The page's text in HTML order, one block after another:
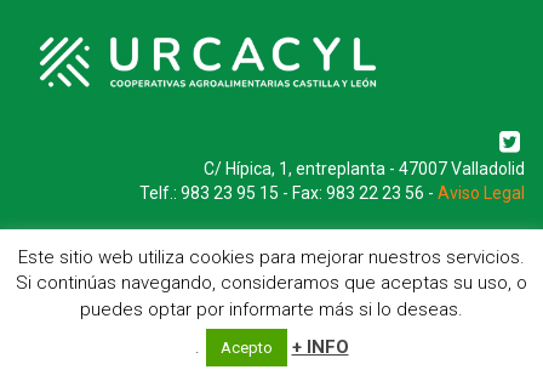
C/ Hípica, 1, entreplanta - 47007 Valladolid
Telf.: 983 23 95 15 - Fax: 983 22 23 56 - Aviso Legal
Este sitio web utiliza cookies para mejorar nuestros servicios.
Si continúas navegando, consideramos que aceptas su uso, o
puedes optar por informarte más si lo deseas.
.
Acepto + INFO